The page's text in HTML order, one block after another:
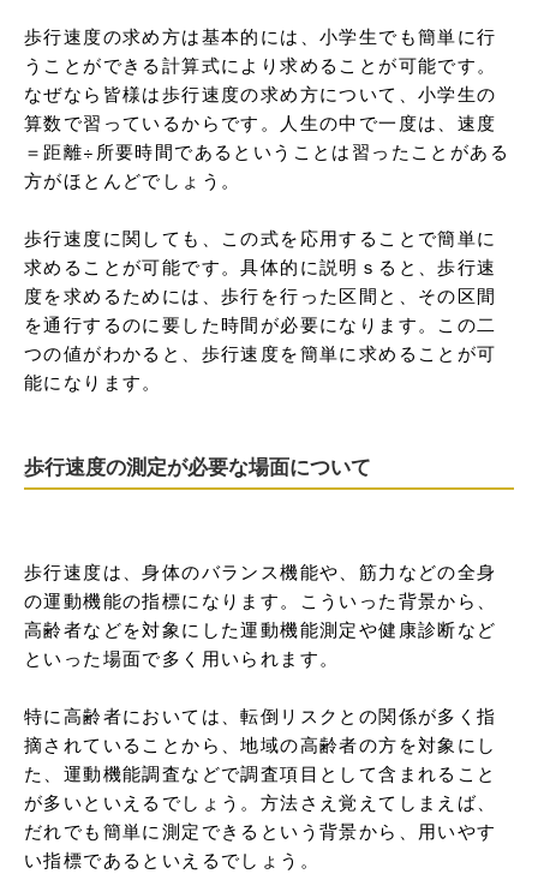
歩行速度の求め方は基本的には、小学生でも簡単に行
うことができる計算式により求めることが可能です。
なぜなら皆様は歩行速度の求め方について、小学生の
算数で習っているからです。人生の中で一度は、速度
＝距離÷所要時間であるということは習ったことがある
方がほとんどでしょう。
歩行速度に関しても、この式を応用することで簡単に
求めることが可能です。具体的に説明ｓると、歩行速
度を求めるためには、歩行を行った区間と、その区間
を通行するのに要した時間が必要になります。この二
つの値がわかると、歩行速度を簡単に求めることが可
能になります。
歩行速度の測定が必要な場面について
歩行速度は、身体のバランス機能や、筋力などの全身
の運動機能の指標になります。こういった背景から、
高齢者などを対象にした運動機能測定や健康診断など
といった場面で多く用いられます。
特に高齢者においては、転倒リスクとの関係が多く指
摘されていることから、地域の高齢者の方を対象にし
た、運動機能調査などで調査項目として含まれること
が多いといえるでしょう。方法さえ覚えてしまえば、
だれでも簡単に測定できるという背景から、用いやす
い指標であるといえるでしょう。